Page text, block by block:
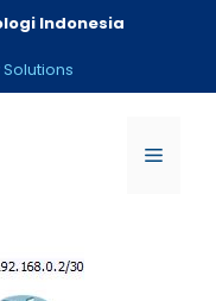
Indonesia
Menu